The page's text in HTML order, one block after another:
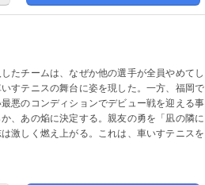
たチームは、なぜか他の選手が全員やめてし
すテニスの舞台に姿を現した。一方、福岡で
悪のコンディションでデビュー戦を迎える事
、あの焔に決定する。親友の勇を「凪の隣に
激しく燃え上がる。これは、車いすテニスを